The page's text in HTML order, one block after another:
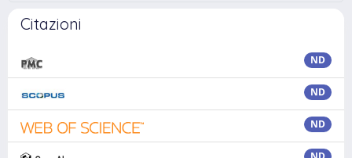
Citazioni
ND
ND
ND